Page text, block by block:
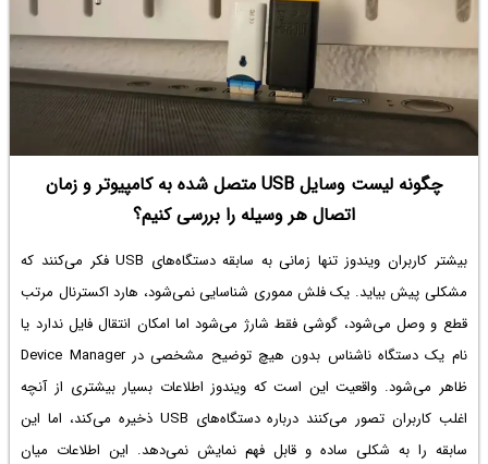
به صورت پیش فرض وقتی یه برنامه رو از طریق Run باز میکنی، با دسترسی
معمولی کاربر اجرا میشه. برای اینکه برنامه رو از داخل Run در حالت ادمین باز
کنی، باید از ترکیب کلیدهای مخصوص استفاده کنی. در ادامه کلید میانبر
موردبحث و همین طور چند روش باز کردن برنامه با دسترسی ادمین تو ویندوز
چگونه لیست وسایل USB متصل شده به کامپیوتر و زمان
اتصال هر وسیله را بررسی کنیم؟
بیشتر کاربران ویندوز تنها زمانی به سابقه دستگاه‌های USB فکر می‌کنند که
مشکلی پیش بیاید. یک فلش مموری شناسایی نمی‌شود، هارد اکسترنال مرتب
قطع و وصل می‌شود، گوشی فقط شارژ می‌شود اما امکان انتقال فایل ندارد یا
نام یک دستگاه ناشناس بدون هیچ توضیح مشخصی در Device Manager
ظاهر می‌شود. واقعیت این است که ویندوز اطلاعات بسیار بیشتری از آنچه
اغلب کاربران تصور می‌کنند درباره دستگاه‌های USB ذخیره می‌کند، اما این
سابقه را به شکلی ساده و قابل فهم نمایش نمی‌دهد. این اطلاعات میان